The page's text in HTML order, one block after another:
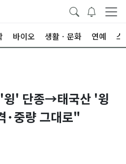
바이오 생활ㆍ문화 연예 스
윙' 단종→태국산 '윙
중량 그대로"